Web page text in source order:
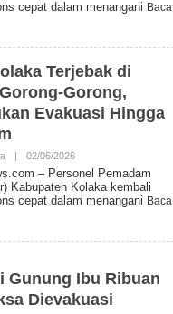
B
E
T
I
N
N
E
cepat dalam menangani Baca
Terjebak di
Gorong,
Evakuasi Hingga
| 02/06/2026O
E
H
B
E
N
N
E
– Personel Pemadam
Kabupaten Kolaka kembali
cepat dalam menangani Baca
Gunung Ibu Ribuan
Dievakuasi